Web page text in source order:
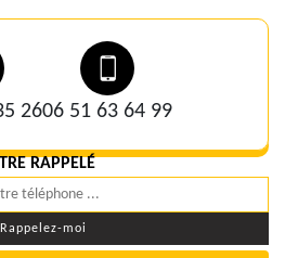
2606 51 63 64 99
RAPPELÉ